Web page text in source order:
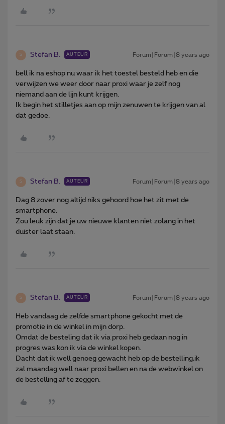
S Stefan B. AUTEUR Forum|Forum|8 years ago
bell ik na eshop nu waar ik het toestel besteld heb en die
verwijzen we weer door naar proxi waar je zelf nog
niemand aan de lijn kunt krijgen.
Ik begin het stilletjes aan op mijn zenuwen te krijgen van al
dat gedoe.
S Stefan B. AUTEUR Forum|Forum|8 years ago
Dag 8 zover nog altijd niks gehoord hoe het zit met de
smartphone.
Zou leuk zijn dat je uw nieuwe klanten niet zolang in het
duister laat staan.
S Stefan B. AUTEUR Forum|Forum|8 years ago
Heb vandaag de zelfde smartphone gekocht met de
promotie in de winkel in mijn dorp.
Omdat de besteling dat ik via proxi heb gedaan nog in
progres was kon ik via de winkel kopen.
Dacht dat ik well genoeg gewacht heb op de bestelling,ik
zal maandag well naar proxi bellen en na de webwinkel on
de bestelling af te zeggen.